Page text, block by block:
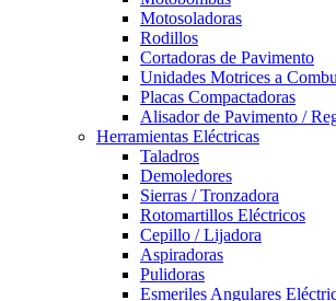
Motosoladoras
Rodillos
Cortadoras de Pavimento
Unidades Motrices a
Placas Compactadoras
Alisador de Pavimento /
Herramientas Eléctricas
Taladros
Demoledores
Sierras / Tronzadora
Rotomartillos Eléctricos
Cepillo / Lijadora
Aspiradoras
Pulidoras
Esmeriles Angulares